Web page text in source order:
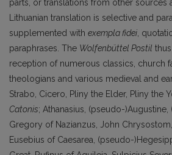
parts, or translations from other sources
Lithuanian translation is selective and
supplemented with exempla fidei ,
paraphrases. The Wolfenbüttel Postil
reception of numerous classics, church
theologians and various medieval and
Strabo, Cicero, Pliny the Elder, Pliny the
Catonis; Athanasius, (pseudo-
Gregory of Nazianzus, John
Eusebius of Caesarea, (pseudo-